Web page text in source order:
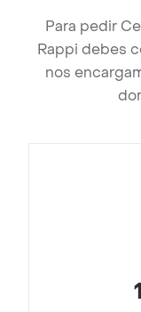
Para pedir
Rappi debes
nos
1